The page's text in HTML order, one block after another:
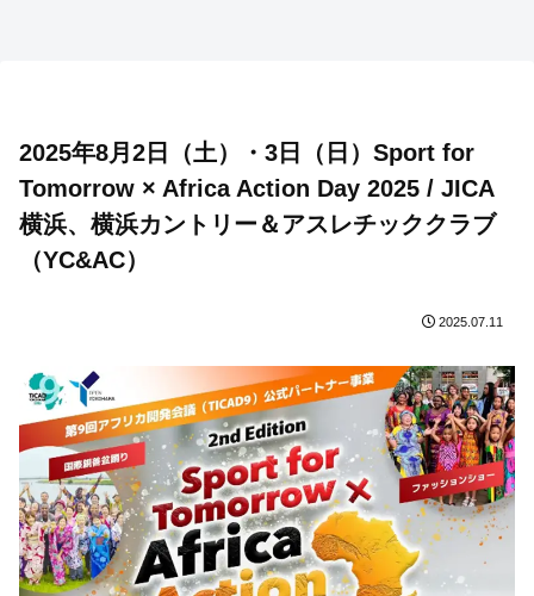
2025年8月2日（土）・3日（日）Sport for
Tomorrow × Africa Action Day 2025 / JICA
横浜、横浜カントリー＆アスレチッククラブ
（YC&AC）
2025.07.11